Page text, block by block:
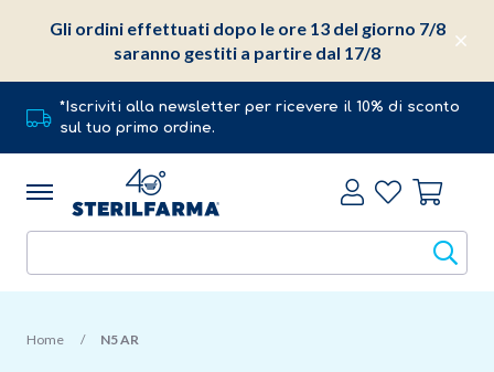
*Iscriviti alla newsletter per ricevere il 10% di sconto
sul tuo primo ordine.
Home N5 AR
Gli ordini effettuati dopo le ore 13 del giorno 7/8
saranno gestiti a partire dal 17/8